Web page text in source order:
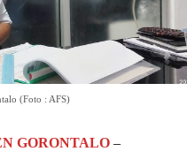
(Foto : AFS)
GORONTALO –